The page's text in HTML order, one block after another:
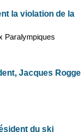
la violation de la
Paralympiques
Jacques Rogge
du ski